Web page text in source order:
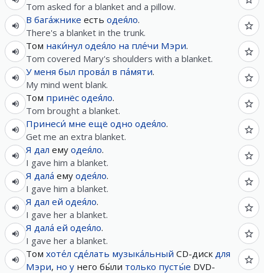
Tom asked for a blanket and a pillow.
В бага́жнике есть одея́ло.
There's a blanket in the trunk.
Том наки́нул одея́ло на пле́чи Мэри.
Tom covered Mary's shoulders with a blanket.
У меня был прова́л в па́мяти.
My mind went blank.
Том принёс одея́ло.
Tom brought a blanket.
Принеси́ мне ещё одно одея́ло.
Get me an extra blanket.
Я дал ему одея́ло.
I gave him a blanket.
Я дала́ ему одея́ло.
I gave him a blanket.
Я дал ей одея́ло.
I gave her a blanket.
Я дала́ ей одея́ло.
I gave her a blanket.
Том хоте́л сде́лать музыка́льный CD-диск для
Мэри, но у него бы́ли только пусты́е DVD-